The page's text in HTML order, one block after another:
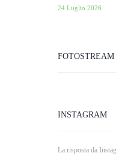
24 Luglio 2026
FOTOSTREAM
INSTAGRAM
La risposta da